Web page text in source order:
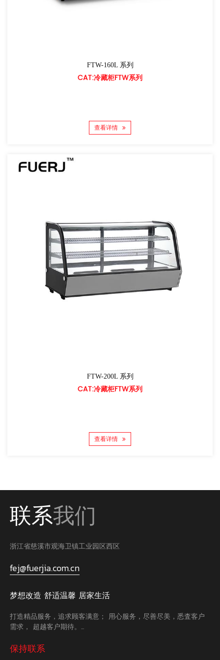
FTW-160L 系列
CAT:冷藏柜FTW系列
查看详情
FTW-200L 系列
CAT:冷藏柜FTW系列
查看详情
联系我们
浙江省慈溪市观海卫镇工业园区西区
fej@fuerjia.com.cn
梦想改造 舒适温馨 居家生活
打造精品服务，追求顾客满意； 用心服务，尽善尽美，悉査客户
需求， 超越客户期待。...
保持联系